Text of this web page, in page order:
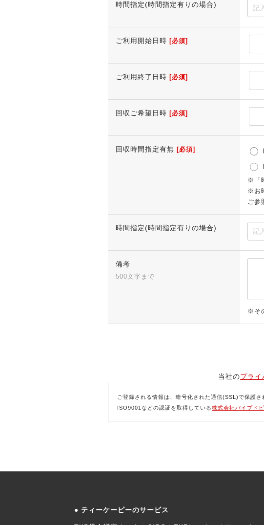
時間指定(時間指定有りの場合)
ご利用開始日時 [必須]
ご利用終了日時 [必須]
回収ご希望日時 [必須]
回収時間指定有無 [必須]
※「
※お
ご参
時間指定(時間指定有りの場合)
備考
500文字まで
※そ
当社のプライ
ご登録される情報は、暗号化された通信(SSL)で保護
ISO9001などの認証を取得している株式会社パイプド
ティーケーピーのサービス